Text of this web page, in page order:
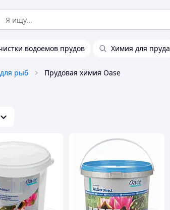
водоемов прудов Химия для пруда
рыб Прудовая химия Oase